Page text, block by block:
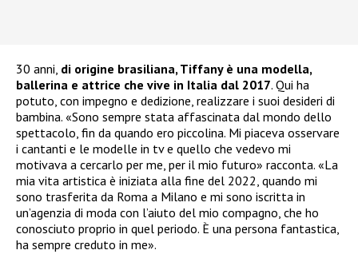
30 anni, di origine brasiliana, Tiffany è una modella,
ballerina e attrice che vive in Italia dal 2017. Qui ha
potuto, con impegno e dedizione, realizzare i suoi desideri di
bambina. «Sono sempre stata affascinata dal mondo dello
spettacolo, fin da quando ero piccolina. Mi piaceva osservare
i cantanti e le modelle in tv e quello che vedevo mi
motivava a cercarlo per me, per il mio futuro» racconta. «La
mia vita artistica è iniziata alla fine del 2022, quando mi
sono trasferita da Roma a Milano e mi sono iscritta in
un’agenzia di moda con l’aiuto del mio compagno, che ho
conosciuto proprio in quel periodo. È una persona fantastica,
ha sempre creduto in me».